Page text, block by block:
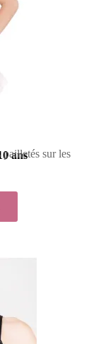
ans
sur les